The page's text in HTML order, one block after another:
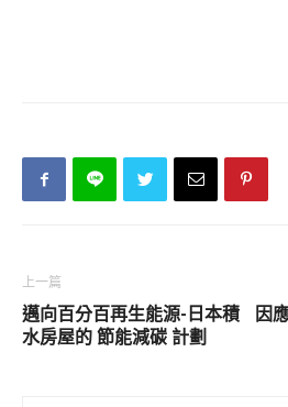
上一篇
邁向百分百再生能源-日本積
水房屋的 節能減碳 計劃
因